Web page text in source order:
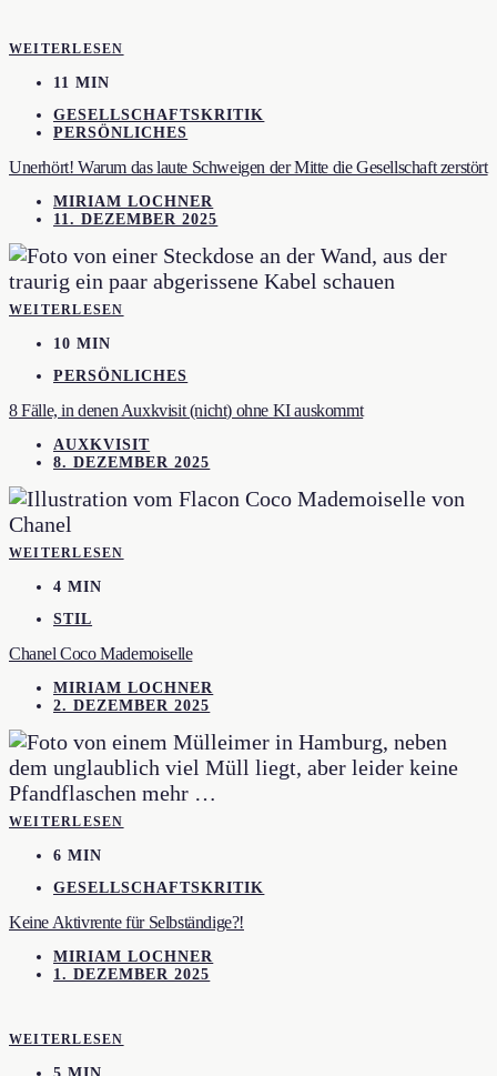
WEITERLESEN
11 MIN
GESELLSCHAFTSKRITIK
PERSÖNLICHES
Unerhört! Warum das laute Schweigen der Mitte die Gesellschaft zerstört
MIRIAM LOCHNER
11. DEZEMBER 2025
WEITERLESEN
10 MIN
PERSÖNLICHES
8 Fälle, in denen Auxkvisit (nicht) ohne KI auskommt
AUXKVISIT
8. DEZEMBER 2025
WEITERLESEN
4 MIN
STIL
Chanel Coco Mademoiselle
MIRIAM LOCHNER
2. DEZEMBER 2025
WEITERLESEN
6 MIN
GESELLSCHAFTSKRITIK
Keine Aktivrente für Selbständige?!
MIRIAM LOCHNER
1. DEZEMBER 2025
WEITERLESEN